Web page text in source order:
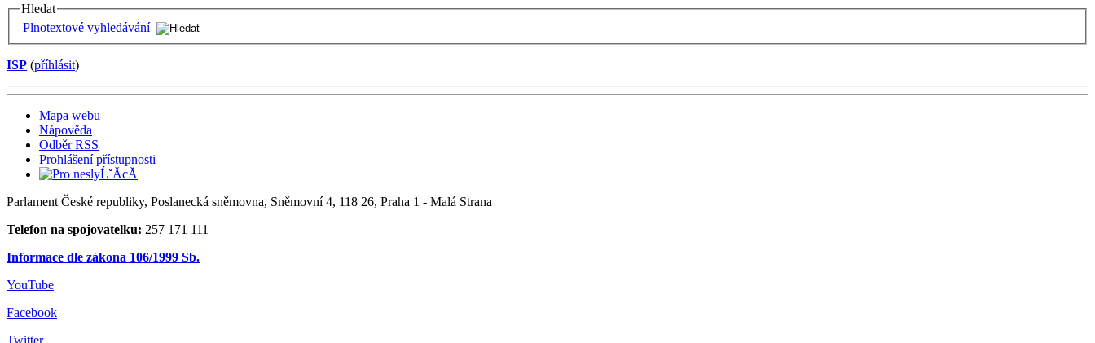
Hledat
Plnotextové vyhledávání
ISP (příhlásit)
Mapa webu
Nápověda
Odběr RSS
Prohlášení přístupnosti
Parlament České republiky, Poslanecká sněmovna, Sněmovní 4, 118 26, Praha 1 - Malá Strana
Telefon na spojovatelku: 257 171 111
Informace dle zákona 106/1999 Sb.
YouTube
Facebook